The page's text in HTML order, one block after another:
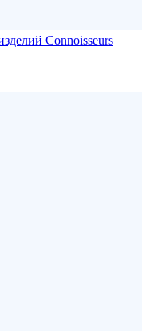
Connoisseurs